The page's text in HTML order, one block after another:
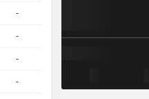
-
- 0,1200CHF
-
-